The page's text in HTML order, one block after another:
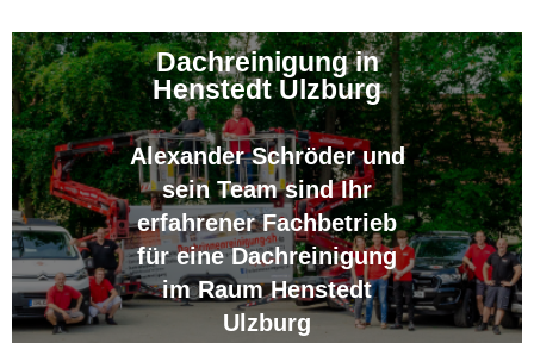
Dachreinigung in
Henstedt Ulzburg
Alexander Schröder und
sein Team sind Ihr
erfahrener Fachbetrieb
für eine Dachreinigung
im Raum Henstedt
Ulzburg